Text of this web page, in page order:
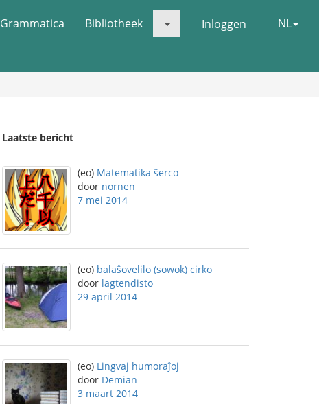
Grammatica Bibliotheek Inloggen NL
Laatste bericht
(eo) Matematika ŝerco
door nornen
7 mei 2014
(eo) balaŝovelilo (sowok) cirko
door lagtendisto
29 april 2014
(eo) Lingvaj humoraĵoj
door Demian
3 maart 2014